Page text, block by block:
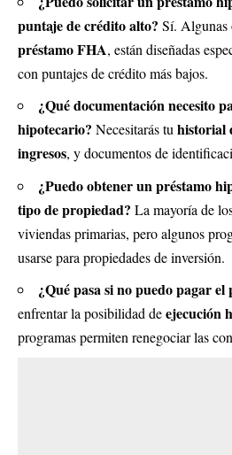
puntaje de crédito alto? Sí. Algunas
préstamo FHA, están diseñadas
con puntajes de crédito más bajos.
¿Qué documentación necesito
hipotecario? Necesitarás tuhistorial
ingresos, y documentos de
¿Puedo obtener un préstamo
tipo de propiedad? La mayoría de
viviendas primarias, pero algunos
usarse para propiedades de inversión.
¿Qué pasa si no puedo pagar el
enfrentar la posibilidad deejecución
programas permiten renegociar las